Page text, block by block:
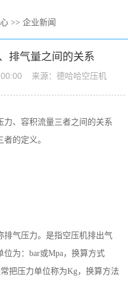
>> 企业新闻
排气量之间的关系
来源： 德哈哈空压机
力、容积流量三者之间的关系
的定义。
排气压力。是指空压机排出气
为：bar或Mpa，换算方式
把压力单位称为Kg，换算方法